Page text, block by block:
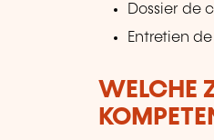
Dossier de
Entretien
WELCHE